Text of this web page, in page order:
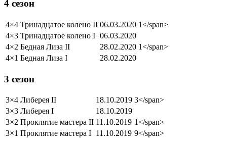
4 сезон
4×4 Тринадцатое колено II 06.03.2020 1</span>
4×3 Тринадцатое колено I 06.03.2020
4×2 Бедная Лиза II 28.02.2020 1</span>
4×1 Бедная Лиза I 28.02.2020
3 сезон
3×4 Либерея II 18.10.2019 3</span>
3×3 Либерея I
18.10.2019
3×2 Проклятие мастера II 11.10.2019 1</span>
3×1 Проклятие мастера I 11.10.2019 9</span>